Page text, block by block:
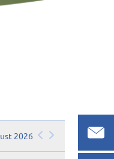
2026